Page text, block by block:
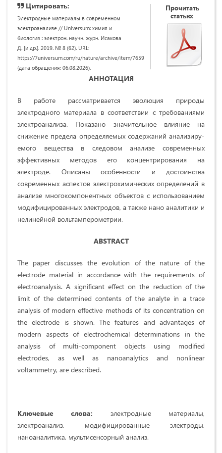
Цитировать:
Электродные материалы в современном
электроанализе // Universum: химия и
биология : электрон. научн. журн. Исакова
Д. [и др.]. 2019. № 8 (62). URL:
https://7universum.com/ru/nature/archive/item/7659
(дата обращения: 06.08.2026).
Прочитать
статью:
АННОТАЦИЯ
В работе рассматривается эволюция природы
электродного материала в соответствии с требованиями
электроанализа. Показано значительное влияние на
снижение предела определяемых содержаний анализиру­
емого вещества в следовом анализе современных
эффективных методов его концентрирования на
электроде. Описаны особенности и достоинства
современных аспектов электрохимических определений в
анализе многокомпо­нентных объектов с использованием
модифицированных электродов, а также нано аналитики и
нелинейной вольтамперометрии.
ABSTRACT
The paper discusses the evolution of the nature of the
electrode material in accordance with the requirements of
electroanalysis. A significant effect on the reduction of the
limit of the determined contents of the analyte in a trace
analysis of modern effective methods of its concentration on
the electrode is shown. The features and advantages of
modern aspects of electrochemical determinations in the
analysis of multi-component objects using modified
electrodes, as well as nanoanalytics and nonlinear
voltammetry, are described.
Ключевые слова: электродные материалы,
электроанализ, модифицированные электроды,
наноаналитика, мультисенсорный анализ.